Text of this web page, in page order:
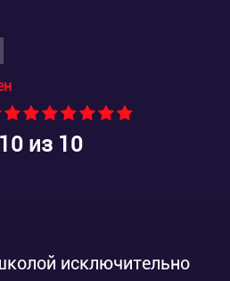
10из 10
исключительно